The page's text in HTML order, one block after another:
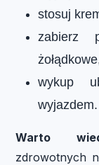
stosuj
zabierz
wykup
wyjazdem.
Warto
zdrowotnych